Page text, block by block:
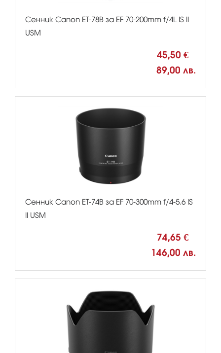
Сенник Canon ET-78B за EF 70-200mm f/4L IS II
USM
45,50 €
89,00 лв.
Сенник Canon ET-74B за EF 70-300mm f/4-5.6 IS
II USM
74,65 €
146,00 лв.